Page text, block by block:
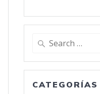
Search
CATEGORÍAS